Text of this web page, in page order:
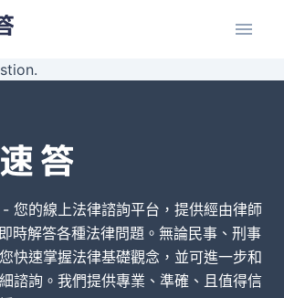
您的線上法律諮詢平台，提供經由律師
時解答各種法律問題。無論民事、刑事
快速掌握法律基礎觀念，並可進一步和
諮詢。我們提供專業、準確、且值得信